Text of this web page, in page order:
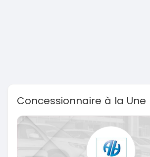
Concessionnaire à la Une